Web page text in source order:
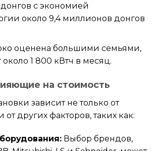
с экономией
около 9,4 миллионов донгов
оценена большими семьями,
1 800 кВтч в месяц.
на стоимость
зависит не только от
других факторов, таких как:
Выбор брендов,